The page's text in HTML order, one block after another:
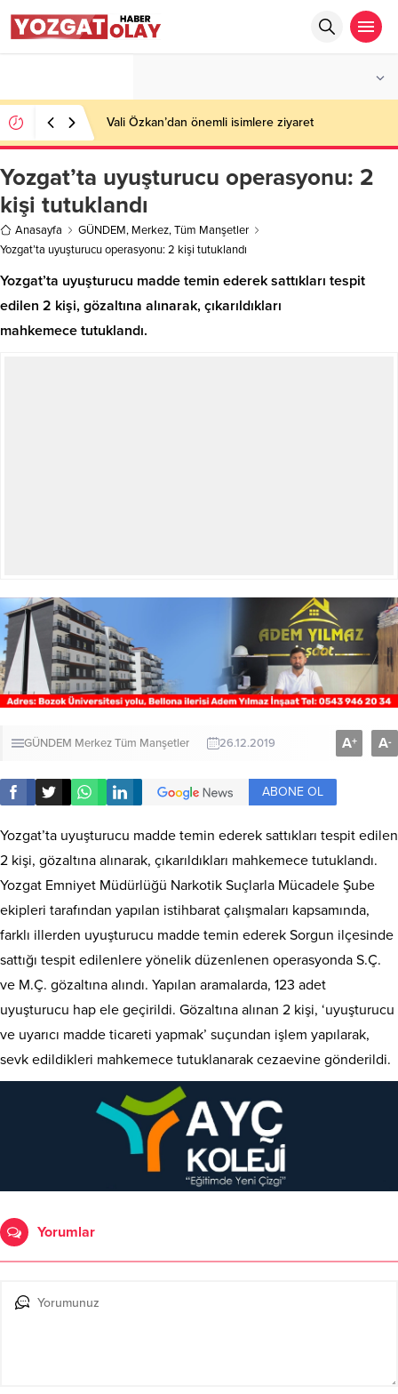
Vali Özkan’dan önemli isimlere ziyaret
Yozgat’ta uyuşturucu operasyonu: 2
kişi tutuklandı
Anasayfa GÜNDEM, Merkez,Tüm Manşetler
Yozgat’ta uyuşturucu operasyonu: 2 kişi tutuklandı
Yozgat’ta uyuşturucu madde temin ederek sattıkları tespit
edilen 2 kişi, gözaltına alınarak, çıkarıldıkları
mahkemece tutuklandı.
GÜNDEM MerkezTüm Manşetler 26.12.2019 A+ A-
ABONE OL
Yozgat’ta uyuşturucu madde temin ederek sattıkları tespit edilen
2 kişi, gözaltına alınarak, çıkarıldıkları mahkemece tutuklandı.
Yozgat Emniyet Müdürlüğü Narkotik Suçlarla Mücadele Şube
ekipleri tarafından yapılan istihbarat çalışmaları kapsamında,
farklı illerden uyuşturucu madde temin ederek Sorgun ilçesinde
sattığı tespit edilenlere yönelik düzenlenen operasyonda S.Ç.
ve M.Ç. gözaltına alındı. Yapılan aramalarda, 123 adet
uyuşturucu hap ele geçirildi. Gözaltına alınan 2 kişi, ‘uyuşturucu
ve uyarıcı madde ticareti yapmak’ suçundan işlem yapılarak,
sevk edildikleri mahkemece tutuklanarak cezaevine gönderildi.
Yorumlar